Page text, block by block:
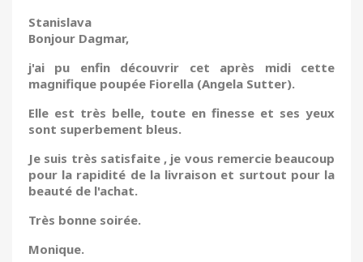
Stanislava
Bonjour Dagmar,
j'ai pu enfin découvrir cet après midi cette
magnifique poupée Fiorella (Angela Sutter).
Elle est très belle, toute en finesse et ses yeux
sont superbement bleus.
Je suis très satisfaite , je vous remercie beaucoup
pour la rapidité de la livraison et surtout pour la
beauté de l'achat.
Très bonne soirée.
Monique.